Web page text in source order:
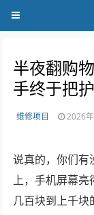
半夜翻购
手终于把
维修项目 2026
说真的，你们
上，手机屏幕
几百块到上千块